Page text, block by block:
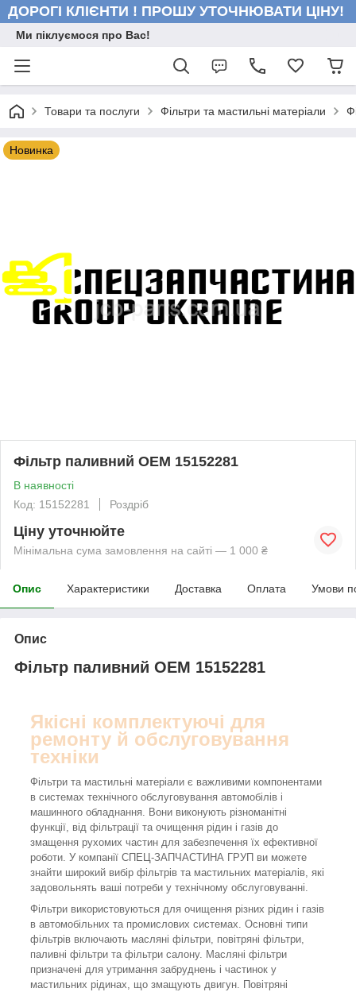
ДОРОГІ КЛІЄНТИ ! ПРОШУ УТОЧНЮВАТИ ЦІНУ!
Ми піклуємося про Вас!
Товари та послуги Фільтри та мастильні матеріали
Новинка
Фільтр паливний OEM 15152281
В наявності
Код: 15152281
Роздріб
Ціну уточнюйте
Мінімальна сума замовлення на сайті — 1 000 ₴
Опис Характеристики Доставка Оплата Умови
Опис
Фільтр паливний OEM 15152281
Якісні комплектуючі для
ремонту й обслуговування
техніки
Фільтри та мастильні матеріали є важливими компонентами
в системах технічного обслуговування автомобілів і
машинного обладнання. Вони виконують різноманітні
функції, від фільтрації та очищення рідин і газів до
змащення рухомих частин для забезпечення їх ефективної
роботи. У компанії СПЕЦ-ЗАПЧАСТИНА ГРУП ви можете
знайти широкий вибір фільтрів та мастильних матеріалів, які
задовольнять ваші потреби у технічному обслуговуванні.
Фільтри використовуються для очищення різних рідин і газів
в автомобільних та промислових системах. Основні типи
фільтрів включають масляні фільтри, повітряні фільтри,
паливні фільтри та фільтри салону. Масляні фільтри
призначені для утримання забруднень і частинок у
мастильних рідинах, що змащують двигун. Повітряні